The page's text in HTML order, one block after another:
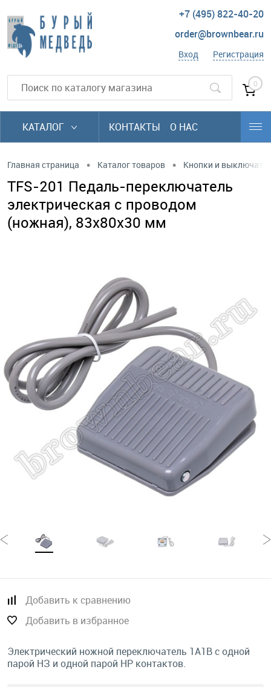
+7 (495) 822-40-20
order@brownbear.ru
Вход Регистрация
0
КАТАЛОГ КОНТАКТЫ О НАС
Главная страница • Каталог товаров • Кнопки и
TFS-201 Педаль-переключатель
электрическая с проводом
(ножная), 83x80x30 мм
Добавить к сравнению
Добавить в избранное
Электрический ножной переключатель 1А1В с одной
парой НЗ и одной парой НР контактов.